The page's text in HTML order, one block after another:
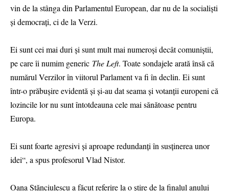
vin de la stânga din Parlamentul European, dar nu de la socialiști
și democrați, ci de la Verzi.
Ei sunt cei mai duri și sunt mult mai numeroși decât comuniștii,
pe care îi numim generic The Left. Toate sondajele arată însă că
numărul Verzilor în viitorul Parlament va fi în declin. Ei sunt
într-o prăbușire evidentă și și-au dat seama și votanții europeni că
lozincile lor nu sunt întotdeauna cele mai sănătoase pentru
Europa.
Ei sunt foarte agresivi și aproape redundanți în susținerea unor
idei“, a spus profesorul Vlad Nistor.
Oana Stănciulescu a făcut referire la o știre de la finalul anului